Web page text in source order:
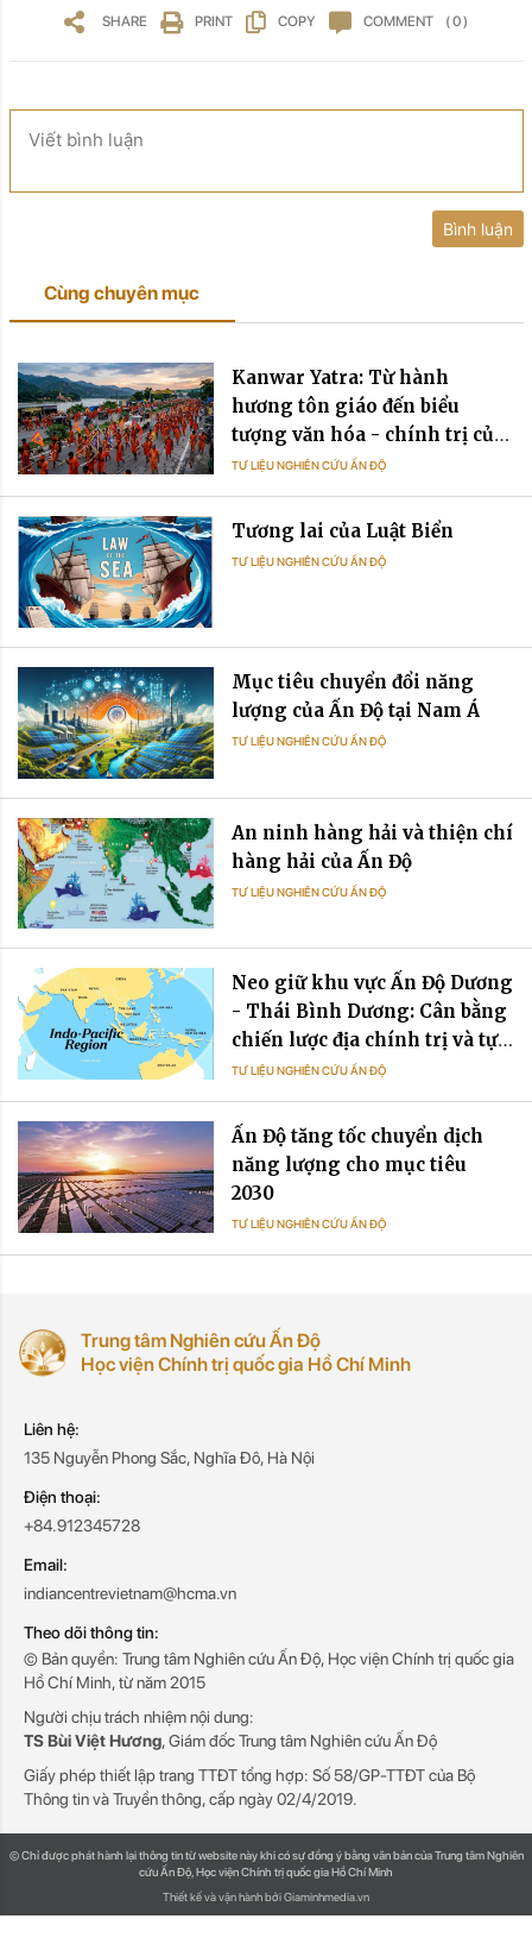
SHARE PRINT COPY COMMENT ( 0 )
Viết bình luận
Bình luận
Cùng chuyên mục
Kanwar Yatra: Từ hành
hương tôn giáo đến biểu
tượng văn hóa - chính trị của
Ấn Độ đương đại
TƯ LIỆU NGHIÊN CỨU ẤN ĐỘ
Tương lai của Luật Biển
TƯ LIỆU NGHIÊN CỨU ẤN ĐỘ
Mục tiêu chuyển đổi năng
lượng của Ấn Độ tại Nam Á
TƯ LIỆU NGHIÊN CỨU ẤN ĐỘ
An ninh hàng hải và thiện chí
hàng hải của Ấn Độ
TƯ LIỆU NGHIÊN CỨU ẤN ĐỘ
Neo giữ khu vực Ấn Độ Dương
- Thái Bình Dương: Cân bằng
chiến lược địa chính trị và tự
cường chuỗi cung ứng trong
quan hệ Ấn Độ - Việt Nam
TƯ LIỆU NGHIÊN CỨU ẤN ĐỘ
Ấn Độ tăng tốc chuyển dịch
năng lượng cho mục tiêu
2030
TƯ LIỆU NGHIÊN CỨU ẤN ĐỘ
Trung tâm Nghiên cứu Ấn Độ
Học viện Chính trị quốc gia Hồ Chí Minh
Liên hệ:
135 Nguyễn Phong Sắc, Nghĩa Đô, Hà Nội
Điện thoại:
+84.912345728
Email:
indiancentrevietnam@hcma.vn
Theo dõi thông tin:
© Bản quyền: Trung tâm Nghiên cứu Ấn Độ, Học viện Chính trị quốc gia
Hồ Chí Minh, từ năm 2015
Người chịu trách nhiệm nội dung:
TS Bùi Việt Hương, Giám đốc Trung tâm Nghiên cứu Ấn Độ
Giấy phép thiết lập trang TTĐT tổng hợp: Số 58/GP-TTĐT của Bộ
Thông tin và Truyền thông, cấp ngày 02/4/2019.
© Chỉ được phát hành lại thông tin từ website này khi có sự đồng ý bằng văn bản của Trung tâm Nghiên
cứu Ấn Độ, Học viện Chính trị quốc gia Hồ Chí Minh
Thiết kế và vận hành bởi Giaminhmedia.vn